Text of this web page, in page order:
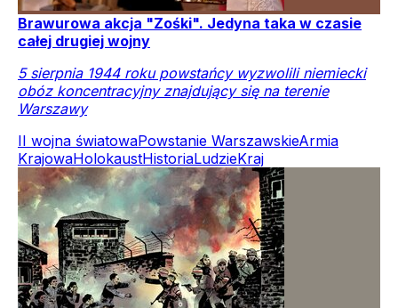
Brawurowa akcja "Zośki". Jedyna taka w czasie
całej drugiej wojny
5 sierpnia 1944 roku powstańcy wyzwolili niemiecki
obóz koncentracyjny znajdujący się na terenie
Warszawy
II wojna światowaPowstanie WarszawskieArmia
KrajowaHolokaustHistoriaLudzieKraj